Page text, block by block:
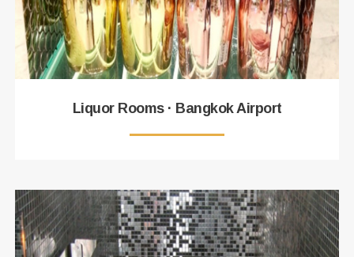
Liquor Rooms · Bangkok Airport